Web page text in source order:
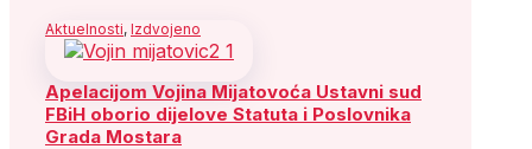
Aktuelnosti, Izdvojeno
Apelacijom Vojina Mijatovoća Ustavni sud
FBiH oborio dijelove Statuta i Poslovnika
Grada Mostara